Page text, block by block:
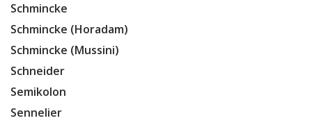
Schmincke
Schmincke (Horadam)
Schmincke (Mussini)
Schneider
Semikolon
Sennelier